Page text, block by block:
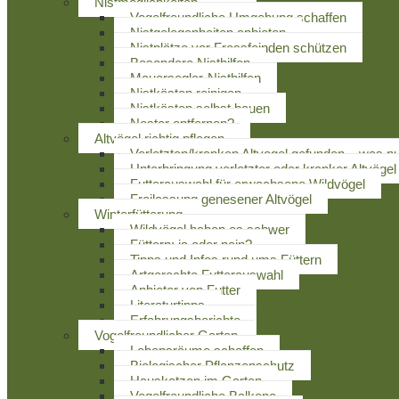
Vogelfreundliche Umgebung schaffen
Nistgelegenheiten anbieten
Nistplätze vor Fressfeinden schützen
Besondere Nisthilfen
Mauersegler-Nisthilfen
Nistkästen reinigen
Nistkästen selbst bauen
Nester entfernen?
Altvögel richtig pflegen
Verletzten/kranken Altvogel gefunden – was
Unterbringung verletzter oder kranker Altvögel
Futterauswahl für erwachsene Wildvögel
Freilassung genesener Altvögel
Winterfütterung
Wildvögel haben es schwer
Füttern: ja oder nein?
Tipps und Infos rund ums Füttern
Artgerechte Futterauswahl
Anbieter von Futter
Literaturtipps
Erfahrungsberichte
Vogelfreundlicher Garten
Lebensräume schaffen
Biologischer Pflanzenschutz
Hauskatzen im Garten
Vogelfreundliche Balkone